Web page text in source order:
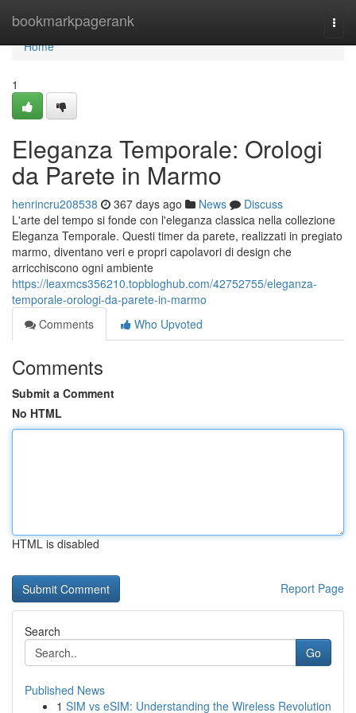
bookmarkpagerank
Home
Home
1
Eleganza Temporale: Orologi
da Parete in Marmo
henrincru208538 367 days ago News
Discuss
L'arte del tempo si fonde con l'eleganza classica nella collezione
Eleganza Temporale. Questi timer da parete, realizzati in pregiato
marmo, diventano veri e propri capolavori di design che
arricchiscono ogni ambiente
https://leaxmcs356210.topbloghub.com/42752755/eleganza-
temporale-orologi-da-parete-in-marmo
Comments
Who Upvoted
Comments
Submit a Comment
No HTML
HTML is disabled
Report Page
Search
Go
Published News
1 SIM vs eSIM: Understanding the Wireless Revolution